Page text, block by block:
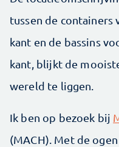
tussen de containers
kant en de bassins
kant, blijkt de
wereld te liggen.
Ik ben op bezoek bij
(MACH). Met de